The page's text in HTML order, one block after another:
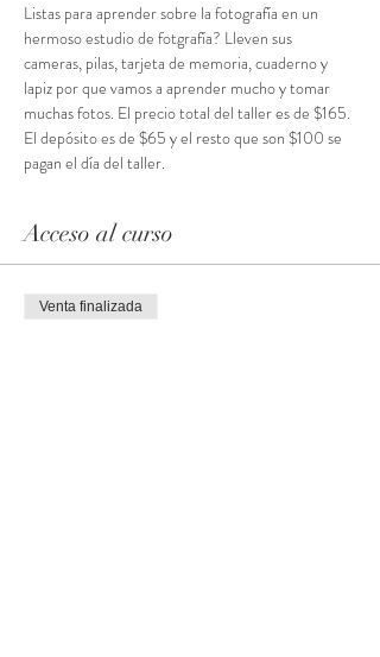
Listas para aprender sobre la fotografía en un
hermoso estudio de fotgrafía? Lleven sus
cameras, pilas, tarjeta de memoria, cuaderno y
lapiz por que vamos a aprender mucho y tomar
muchas fotos. El precio total del taller es de $165.
El depósito es de $65 y el resto que son $100 se
pagan el día del taller.
Acceso al curso
Venta finalizada